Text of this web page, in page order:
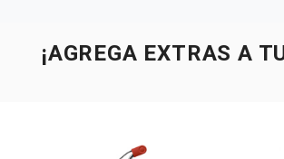
¡AGREGA EXTRAS A